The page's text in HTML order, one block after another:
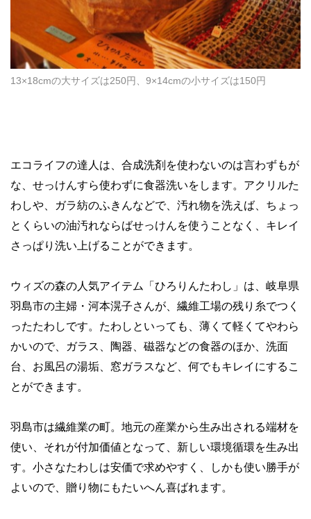
13×18cmの大サイズは250円、9×14cmの小サイズは150円
エコライフの達人は、合成洗剤を使わないのは言わずもが
な、せっけんすら使わずに食器洗いをします。アクリルた
わしや、ガラ紡のふきんなどで、汚れ物を洗えば、ちょっ
とくらいの油汚れならばせっけんを使うことなく、キレイ
さっぱり洗い上げることができます。
ウィズの森の人気アイテム「ひろりんたわし」は、岐阜県
羽島市の主婦・河本滉子さんが、繊維工場の残り糸でつく
ったたわしです。たわしといっても、薄くて軽くてやわら
かいので、ガラス、陶器、磁器などの食器のほか、洗面
台、お風呂の湯垢、窓ガラスなど、何でもキレイにするこ
とができます。
羽島市は繊維業の町。地元の産業から生み出される端材を
使い、それが付加価値となって、新しい環境循環を生み出
す。小さなたわしは安価で求めやすく、しかも使い勝手が
よいので、贈り物にもたいへん喜ばれます。